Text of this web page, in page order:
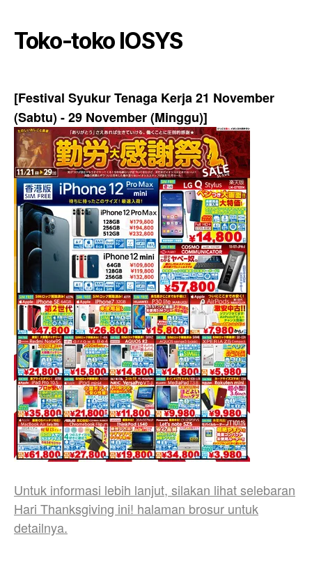
Toko-toko IOSYS
[Festival Syukur Tenaga Kerja 21 November
(Sabtu) - 29 November (Minggu)]
Untuk informasi lebih lanjut, silakan lihat selebaran
Hari Thanksgiving ini! halaman brosur untuk
detailnya.